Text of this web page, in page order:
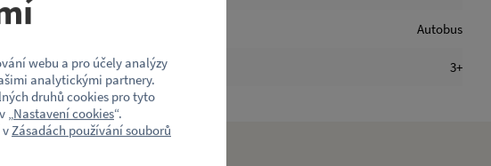
Autobus
3+
webu a pro účely analýzy
analytickými partnery.
druhů cookies pro tyto
„Nastavení cookies“.
vZásadách používání souborů